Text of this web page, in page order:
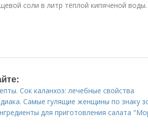
соли в литр тёплой кипяченой воды.
Сок каланхоэ: лечебные свойства
Самые гулящие женщины по знаку
для приготовления салата